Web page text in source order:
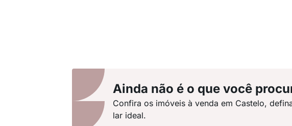
Ainda não é o que você
Confira os imóveis à venda em Castelo,
lar ideal.